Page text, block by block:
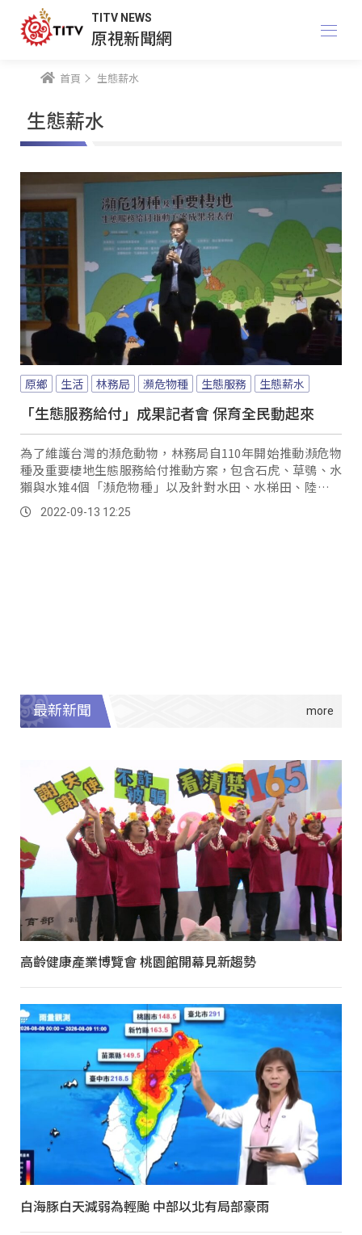
TITV NEWS
原視新聞網
首頁 生態薪水
生態薪水
原鄉 生活 林務局 瀕危物種 生態服務 生態薪水
「生態服務給付」成果記者會 保育全民動起來
為了維護台灣的瀕危動物，林務局自110年開始推動瀕危物
種及重要棲地生態服務給付推動方案，包含石虎、草鴞、水
獺與水雉4個「瀕危物種」以及針對水田、水梯田、陸上魚
塭、私有保安林4個「重要棲地」的兩大給付標的。
2022-09-13 12:25
最新新聞
高齡健康產業博覽會 桃園館開幕見新趨勢
白海豚白天減弱為輕颱 中部以北有局部豪雨